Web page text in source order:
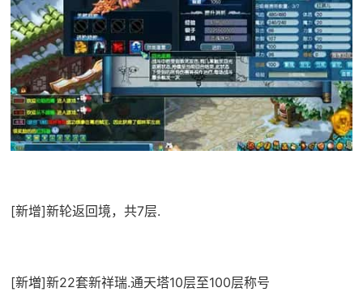
[新增]新轮返回境，共7层.
[新増]新22套新祥瑞.通天塔10层至100层称号